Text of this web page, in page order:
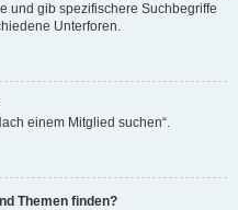
und gib spezifischere Suchbegriffe
Unterforen.
einem Mitglied suchen“.
Themen finden?